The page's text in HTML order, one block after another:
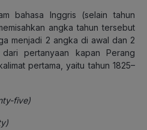
bahasa Inggris (selain tahun
angka tahun tersebut
menjadi 2 angka di awal dan 2
pertanyaan kapan Perang
pertama, yaitu tahun 1825–
five)